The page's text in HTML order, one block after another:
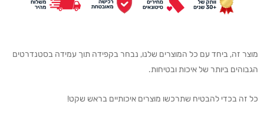
מוצר זה, ביחד עם כל המוצרים שלנו, נבחר בקפידה תוך עמידה בסטנדרטים
הגבוהים ביותר של איכות ובטיחות.
כל זה בכדי להבטיח שתרכשו מוצרים איכותיים בראש שקט!